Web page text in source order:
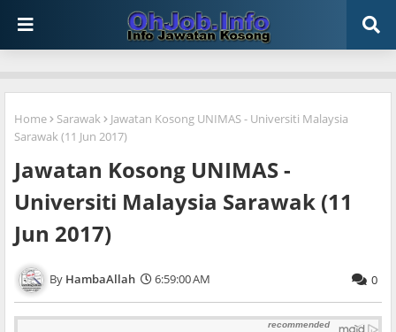
Home Sarawak
Jawatan Kosong UNIMAS - Universiti Malaysia
Sarawak (11 Jun 2017)
Jawatan Kosong UNIMAS -
Universiti Malaysia Sarawak (11
Jun 2017)
HambaAllah 6:59:00 AM 0